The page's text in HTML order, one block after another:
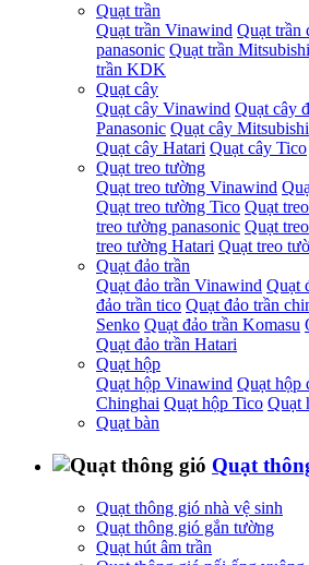
Quạt trần
Quạt trần Vinawind Quạt trần
panasonic Quạt trần Mitsubishi
trần KDK
Quạt cây
Quạt cây Vinawind Quạt cây
Panasonic Quạt cây Mitsubishi
Quạt cây Hatari Quạt cây Tico
Quạt treo tường
Quạt treo tường Vinawind
Quạt treo tường Tico Quạt
treo tường panasonic Quạt
treo tường Hatari Quạt treo
Quạt đảo trần
Quạt đảo trần Vinawind Quạt
đảo trần tico Quạt đảo trần
Senko Quạt đảo trần Komasu
Quạt đảo trần Hatari
Quạt hộp
Quạt hộp Vinawind Quạt hộp
Chinghai Quạt hộp Tico Quạt
Quạt bàn
Quạt
Quạt thông gió nhà vệ sinh
Quạt thông gió gắn tường
Quạt hút âm trần